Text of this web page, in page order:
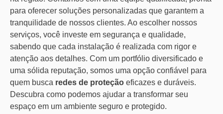
para oferecer soluções personalizadas que garantem a
tranquilidade de nossos clientes. Ao escolher nossos
serviços, você investe em segurança e qualidade,
sabendo que cada instalação é realizada com rigor e
atenção aos detalhes. Com um portfólio diversificado e
uma sólida reputação, somos uma opção confiável para
quem busca redes de proteção eficazes e duráveis.
Descubra como podemos ajudar a transformar seu
espaço em um ambiente seguro e protegido.